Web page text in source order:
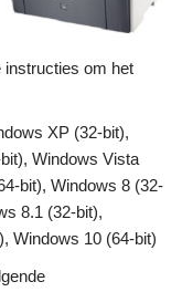
instructies om het
XP (32-bit),
Windows Vista
bit), Windows 8 (32-
8.1 (32-bit),
Windows 10 (64-bit)